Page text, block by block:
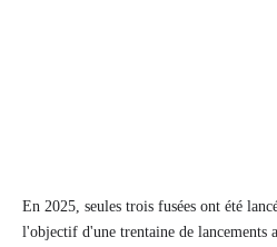
En 2025, seules trois fusées ont été
l'objectif d'une trentaine de lancements